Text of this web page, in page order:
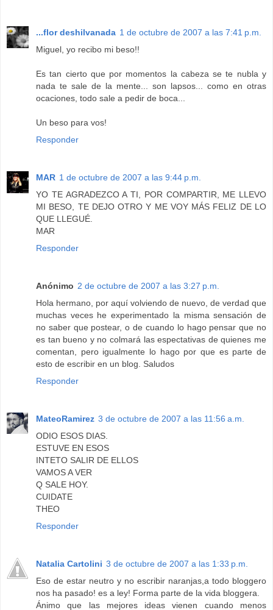
...flor deshilvanada 1 de octubre de 2007 a las 7:41 p.m.
Miguel, yo recibo mi beso!!
Es tan cierto que por momentos la cabeza se te nubla y
nada te sale de la mente... son lapsos... como en otras
ocaciones, todo sale a pedir de boca...
Un beso para vos!
Responder
MAR 1 de octubre de 2007 a las 9:44 p.m.
YO TE AGRADEZCO A TI, POR COMPARTIR, ME LLEVO
MI BESO, TE DEJO OTRO Y ME VOY MÁS FELIZ DE LO
QUE LLEGUÉ.
MAR
Responder
Anónimo 2 de octubre de 2007 a las 3:27 p.m.
Hola hermano, por aquí volviendo de nuevo, de verdad que
muchas veces he experimentado la misma sensación de
no saber que postear, o de cuando lo hago pensar que no
es tan bueno y no colmará las espectativas de quienes me
comentan, pero igualmente lo hago por que es parte de
esto de escribir en un blog. Saludos
Responder
MateoRamirez 3 de octubre de 2007 a las 11:56 a.m.
ODIO ESOS DIAS.
ESTUVE EN ESOS
INTETO SALIR DE ELLOS
VAMOS A VER
Q SALE HOY.
CUIDATE
THEO
Responder
Natalia Cartolini 3 de octubre de 2007 a las 1:33 p.m.
Eso de estar neutro y no escribir naranjas,a todo bloggero
nos ha pasado! es a ley! Forma parte de la vida bloggera.
Ánimo que las mejores ideas vienen cuando menos